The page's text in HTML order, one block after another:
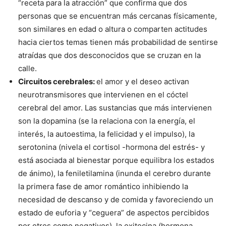
“receta para la atracción” que confirma que dos
personas que se encuentran más cercanas físicamente,
son similares en edad o altura o comparten actitudes
hacia ciertos temas tienen más probabilidad de sentirse
atraídas que dos desconocidos que se cruzan en la
calle.
Circuitos cerebrales:el amor y el deseo activan
neurotransmisores que intervienen en el cóctel
cerebral del amor. Las sustancias que más intervienen
son la dopamina (se la relaciona con la energía, el
interés, la autoestima, la felicidad y el impulso), la
serotonina (nivela el cortisol -hormona del estrés- y
está asociada al bienestar porque equilibra los estados
de ánimo), la feniletilamina (inunda el cerebro durante
la primera fase de amor romántico inhibiendo la
necesidad de descanso y de comida y favoreciendo un
estado de euforia y “ceguera” de aspectos percibidos